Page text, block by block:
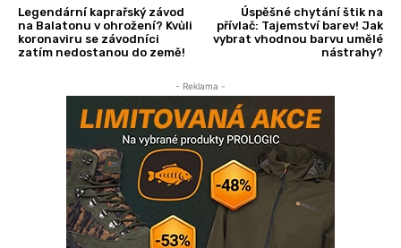
Legendární kaprařský závod
na Balatonu v ohrožení? Kvůli
koronaviru se závodníci
zatím nedostanou do země!
Úspěšné chytání štik na
přívlač: Tajemství barev! Jak
vybrat vhodnou barvu umělé
nástrahy?
- Reklama -